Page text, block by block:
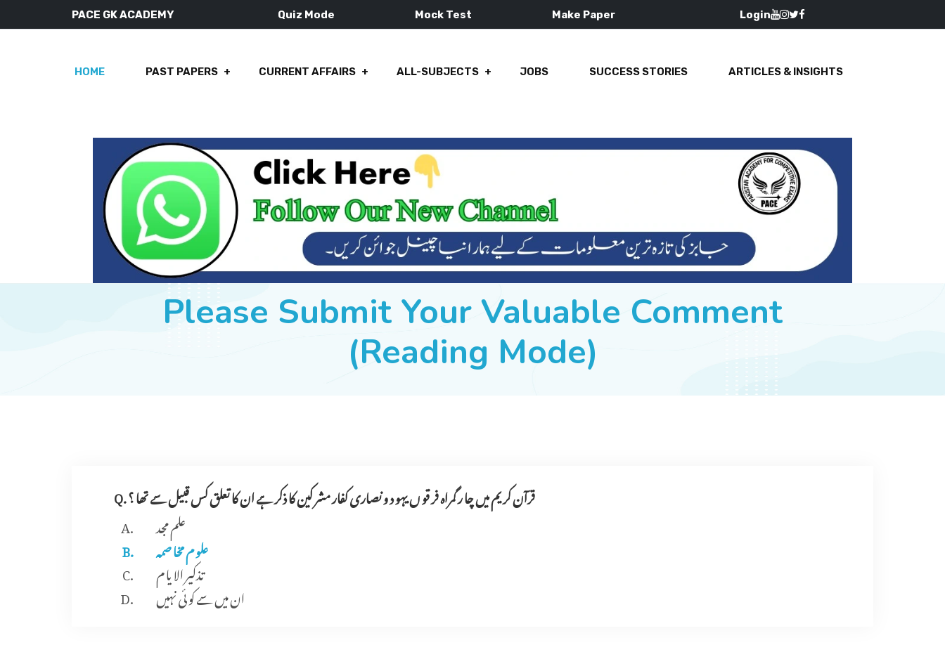
PACE GK ACADEMY Quiz Mode Mock Test Make Paper Login
HOME PAST PAPERS CURRENT AFFAIRS ALL-SUBJECTS JOBS SUCCESS STORIES ARTICLES & INSIGHTS
Please Submit Your Valuable Comment
(Reading Mode)
Q. قرآن کر یم میں چا ر گمراہ فر قو ں یہو د و نصاری کفار مشر کین کا ذکر ہے ان کا تعلق کس قبیل سے تھا ؟
علم مجد
علو م مخا صمہ
تذکیر الا یا م
ان میں سے کو ئی نہیں